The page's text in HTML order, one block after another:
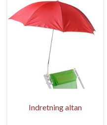
Indretning altan